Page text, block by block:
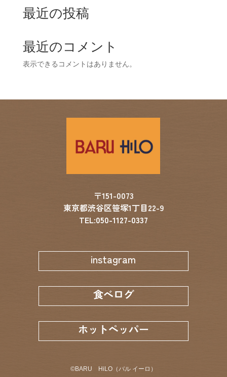
最近の投稿
最近のコメント
表示できるコメントはありません。
〒151-0073
東京都渋谷区笹塚1丁目22-9
TEL:050-1127-0337
instagram
食べログ
ホットペッパー
©︎BARU HiLO（バル イーロ）